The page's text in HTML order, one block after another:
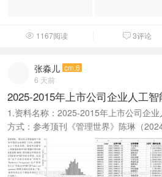
 1167阅读  3评论
张淼儿 cm.6
6 天前
2025-2015年上市公司企业人工
1.资料名称：2025-2015年上市公司企
方式：参考顶刊《管理世界》陈琳（